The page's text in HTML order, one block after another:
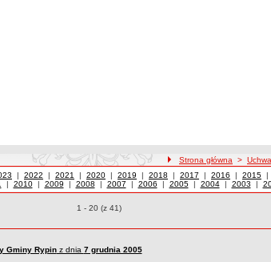
ścieżka nawigacji
Strona główna >
z roku
| Uchwały z roku
2022 | Uchwały z roku
2021 | Uchwały z roku
2020 | Uchwały z roku
2019 | Uchwały z roku
2018 | Uchwały z roku
2017 | Uchwały z roku
2016 | 2015 |
z roku
| Uchwały z roku
2010| Uchwały z roku
2009 | Uchwały z roku
2008 | Uchwały z roku
2007 | Uchwały z roku
2006 | Uchwały z roku
2005| Uchwały z roku
2004| Uchwały z
2003 |
Uchwały o pozycjach
1 - 20 (z 41)
Gminy Rypinz dnia 7 grudnia 2005